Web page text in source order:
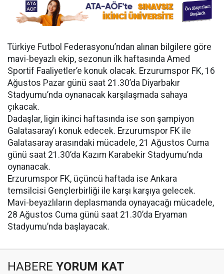
Türkiye Futbol Federasyonu’ndan alınan bilgilere göre
mavi-beyazlı ekip, sezonun ilk haftasında Amed
Sportif Faaliyetler’e konuk olacak. Erzurumspor FK, 16
Ağustos Pazar günü saat 21.30’da Diyarbakır
Stadyumu’nda oynanacak karşılaşmada sahaya
çıkacak.
Dadaşlar, ligin ikinci haftasında ise son şampiyon
Galatasaray’ı konuk edecek. Erzurumspor FK ile
Galatasaray arasındaki mücadele, 21 Ağustos Cuma
günü saat 21.30’da Kazım Karabekir Stadyumu’nda
oynanacak.
Erzurumspor FK, üçüncü haftada ise Ankara
temsilcisi Gençlerbirliği ile karşı karşıya gelecek.
Mavi-beyazlıların deplasmanda oynayacağı mücadele,
28 Ağustos Cuma günü saat 21.30’da Eryaman
Stadyumu’nda başlayacak.
HABERE YORUM KAT